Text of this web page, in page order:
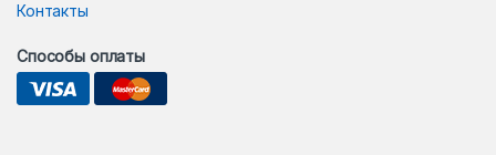
Контакты
Способы оплаты